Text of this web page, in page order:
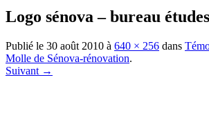
Logo sénova – bureau
Publié le 30 août 2010 à 640 × 256 dans
Molle de Sénova-rénovation.
Suivant →